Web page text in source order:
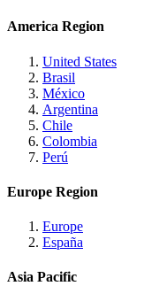
America Region
United States
Brasil
México
Argentina
Chile
Colombia
Perú
Europe Region
Europe
España
Asia Pacific